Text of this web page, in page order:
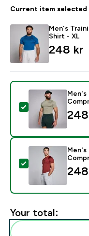
Current item selected
Men's
Shirt - XL
248 kr‎
Select this
Men's
Select this
Men's
Your total: